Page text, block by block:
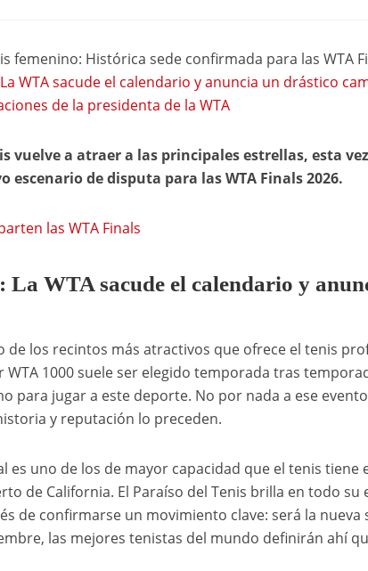
femenino: Histórica sede confirmada para las WTA
WTA sacude el calendario y anuncia un drástico
de la presidenta de la WTA
vuelve a atraer a las principales estrellas, esta
escenario de disputa para las WTA Finals 2026.
las WTA Finals
La WTA sacude el calendario y
de los recintos más atractivos que ofrece el tenis
WTA 1000 suele ser elegido temporada tras
para jugar a este deporte. No por nada a ese
y reputación lo preceden.
es uno de los de mayor capacidad que el tenis
de California. El Paraíso del Tenis brilla en todo
de confirmarse un movimiento clave: será la nueva
las mejores tenistas del mundo definirán ahí